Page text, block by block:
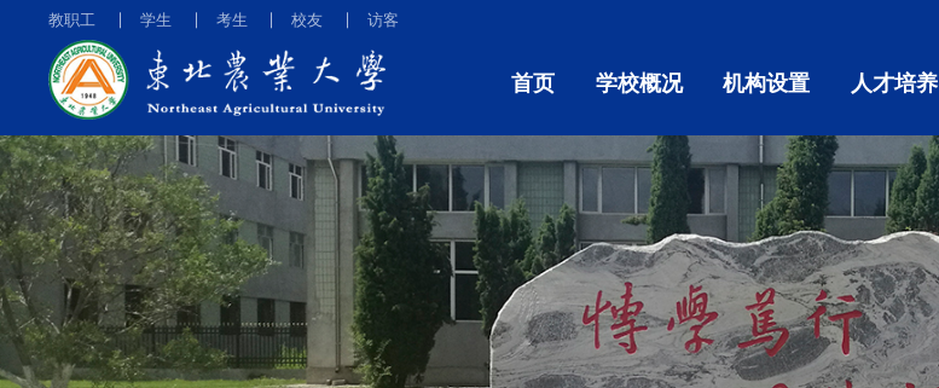
教职工 学生 考生 校友 访客
首页 学校概况 机构设置 人才培养